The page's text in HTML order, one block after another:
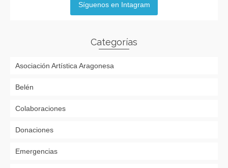
Síguenos en Intagram
Categorías
Asociación Artística Aragonesa
Belén
Colaboraciones
Donaciones
Emergencias